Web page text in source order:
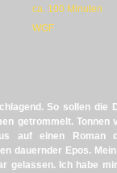
ca. 100 Minuten
WGF
So sollen die
getrommelt.
auf einen Roman
dauernder Epos.
gelassen. Ich habe